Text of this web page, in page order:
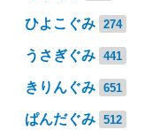
ひよこぐみ 274
うさぎぐみ 441
きりんぐみ 651
ぱんだぐみ 512